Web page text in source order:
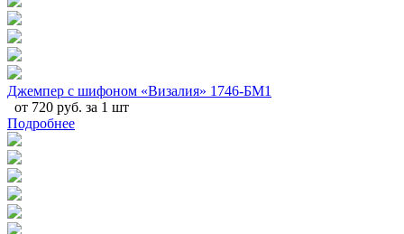
Джемпер с шифоном «Визалия» 1746-БМ1
от 720 руб. за 1 шт
Подробнее